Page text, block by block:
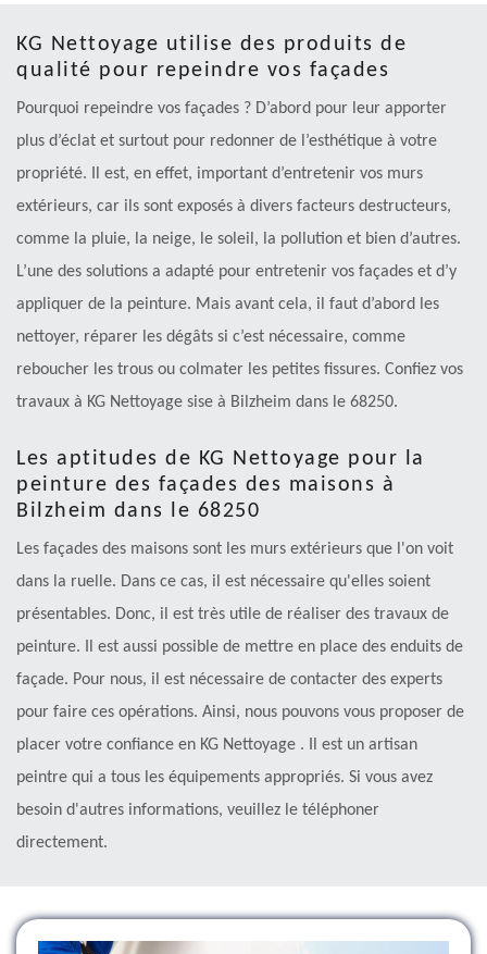
KG Nettoyage utilise des produits de
qualité pour repeindre vos façades
Pourquoi repeindre vos façades ? D’abord pour leur apporter
plus d’éclat et surtout pour redonner de l’esthétique à votre
propriété. Il est, en effet, important d’entretenir vos murs
extérieurs, car ils sont exposés à divers facteurs destructeurs,
comme la pluie, la neige, le soleil, la pollution et bien d’autres.
L’une des solutions a adapté pour entretenir vos façades et d’y
appliquer de la peinture. Mais avant cela, il faut d’abord les
nettoyer, réparer les dégâts si c’est nécessaire, comme
reboucher les trous ou colmater les petites fissures. Confiez vos
travaux à KG Nettoyage sise à Bilzheim dans le 68250.
Les aptitudes de KG Nettoyage pour la
peinture des façades des maisons à
Bilzheim dans le 68250
Les façades des maisons sont les murs extérieurs que l'on voit
dans la ruelle. Dans ce cas, il est nécessaire qu'elles soient
présentables. Donc, il est très utile de réaliser des travaux de
peinture. Il est aussi possible de mettre en place des enduits de
façade. Pour nous, il est nécessaire de contacter des experts
pour faire ces opérations. Ainsi, nous pouvons vous proposer de
placer votre confiance en KG Nettoyage . Il est un artisan
peintre qui a tous les équipements appropriés. Si vous avez
besoin d'autres informations, veuillez le téléphoner
directement.